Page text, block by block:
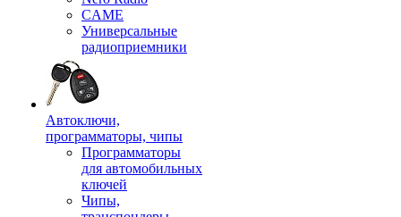
CAME
Универсальные
радиоприемники
Автоключи,
программаторы, чипы
Программаторы
для автомобильных
ключей
Чипы,